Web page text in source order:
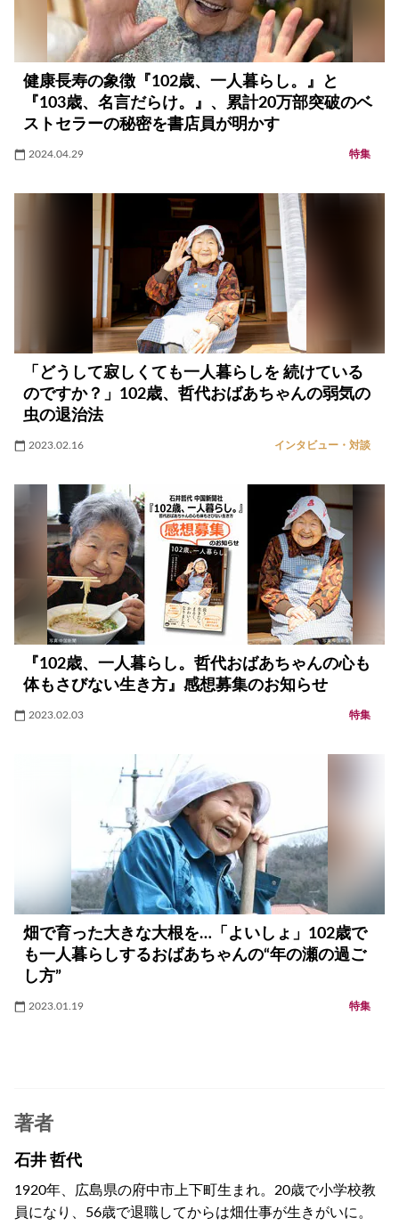
健康長寿の象徴『102歳、一人暮らし。』と
『103歳、名言だらけ。』、累計20万部突破のベ
ストセラーの秘密を書店員が明かす
2024.04.29 特集
「どうして寂しくても一人暮らしを 続けている
のですか？」102歳、哲代おばあちゃんの弱気の
虫の退治法
2023.02.16 インタビュー・対談
『102歳、一人暮らし。哲代おばあちゃんの心も
体もさびない生き方』感想募集のお知らせ
2023.02.03 特集
畑で育った大きな大根を…「よいしょ」102歳で
も一人暮らしするおばあちゃんの“年の瀬の過ご
し方”
2023.01.19 特集
著者
石井 哲代
1920年、広島県の府中市上下町生まれ。20歳で小学校教
員になり、56歳で退職してからは畑仕事が生きがいに。